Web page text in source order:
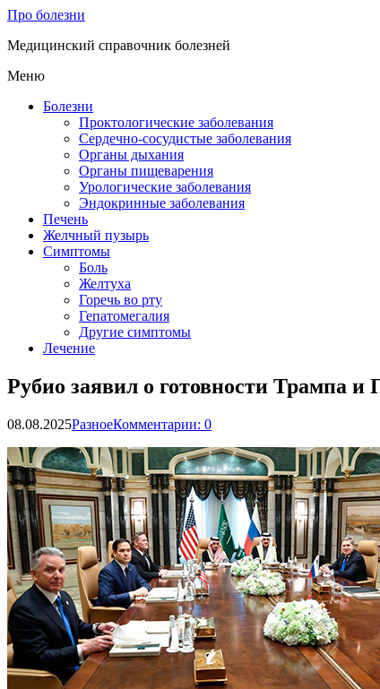
Про болезни
Медицинский справочник болезней
Меню
Болезни
Проктологические заболевания
Сердечно-сосудистые заболевания
Органы дыхания
Органы пищеварения
Урологические заболевания
Эндокринные заболевания
Печень
Желчный пузырь
Симптомы
Боль
Желтуха
Горечь во рту
Гепатомегалия
Другие симптомы
Лечение
Рубио заявил о готовности Трампа и
08.08.2025РазноеКомментарии: 0